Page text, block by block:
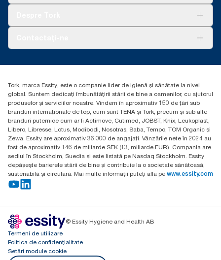
Essity Hungary Kft. Professional Hygiene
Budakeszi út 51.
Tork, marca Essity, este o companie lider de igienă și sănătate la nivel
global. Suntem dedicați îmbunătățirii stării de bine a oamenilor, cu ajutorul
produselor și serviciilor noastre. Vindem în aproximativ 150 de țări sub
branduri internaționale de top, cum sunt TENA și Tork, precum și sub alte
branduri puternice cum ar fi Actimove, Cutimed, JOBST, Knix, Leukoplast,
Libero, Libresse, Lotus, Modibodi, Nosotras, Saba, Tempo, TOM Organic și
Zewa. Essity are aproximativ 36.000 de angajați. Vânzările nete în 2024 au
fost de aproximativ 146 de miliarde SEK (13, miliarde EUR). Compania are
sediul în Stockholm, Suedia și este listată pe Nasdaq Stockholm. Essity
depășește barierele stării de bine și contribuie la o societate sănătoasă,
sustenabilă și circulară. Mai multe informații puteți afla pe www.essity.com
© Essity Hygiene and Health AB
Termeni de utilizare
Politica de confidențialitate
Setări module cookie